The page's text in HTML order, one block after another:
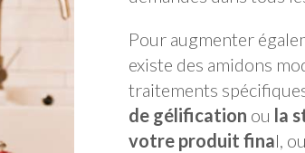
Pour augmenter
existe des amidons
traitements
de gélification ou la
votre produit final,